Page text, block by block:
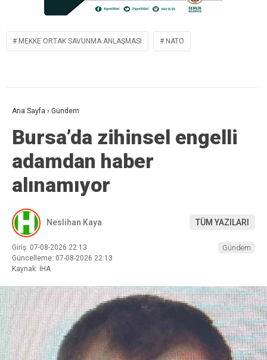
MEKKE ORTAK SAVUNMA ANLAŞMASI NATO
Ana Sayfa › Gündem
Bursa’da zihinsel engelli
adamdan haber
alınamıyor
Neslihan Kaya TÜM YAZILARI
Giriş: 07-08-2026 22:13
Güncelleme: 07-08-2026 22:13
Kaynak: İHA
Gündem